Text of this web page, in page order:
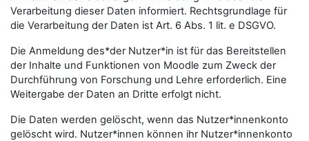
Verarbeitung dieser Daten informiert. Rechtsgrundlage für
die Verarbeitung der Daten ist Art. 6 Abs. 1 lit. e DSGVO.
Die Anmeldung des*der Nutzer*in ist für das Bereitstellen
der Inhalte und Funktionen von Moodle zum Zweck der
Durchführung von Forschung und Lehre erforderlich. Eine
Weitergabe der Daten an Dritte erfolgt nicht.
Die Daten werden gelöscht, wenn das Nutzer*innenkonto
gelöscht wird. Nutzer*innen können ihr Nutzer*innenkonto